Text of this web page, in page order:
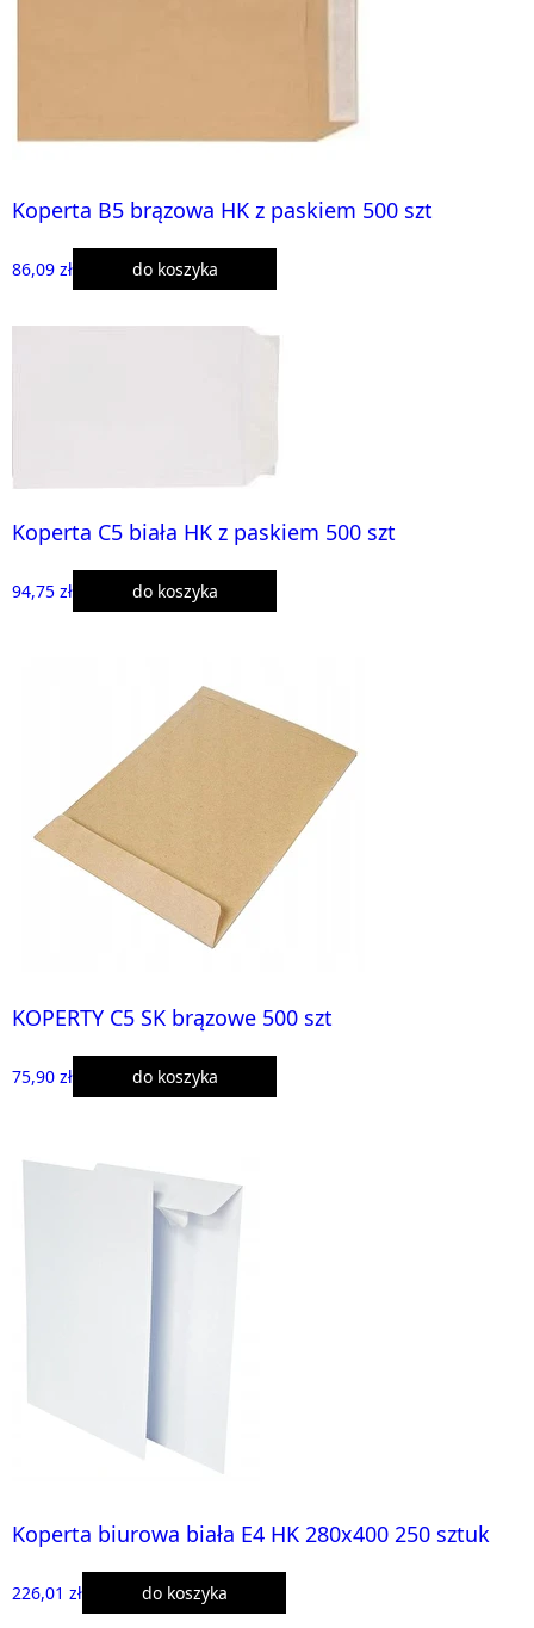
Koperta B5 brązowa HK z paskiem 500 szt
86,09 zł do koszyka
Koperta C5 biała HK z paskiem 500 szt
94,75 zł do koszyka
KOPERTY C5 SK brązowe 500 szt
75,90 zł do koszyka
Koperta biurowa biała E4 HK 280x400 250 sztuk
226,01 zł do koszyka